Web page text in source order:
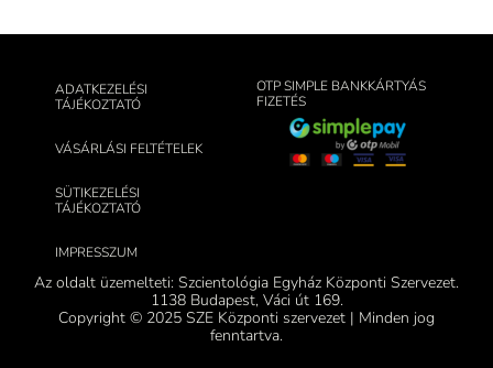
ADATKEZELÉSI
TÁJÉKOZTATÓ
VÁSÁRLÁSI FELTÉTELEK
SÜTIKEZELÉSI
TÁJÉKOZTATÓ
IMPRESSZUM
OTP SIMPLE BANKKÁRTYÁS
FIZETÉS
Az oldalt üzemelteti: Szcientológia Egyház Központi Szervezet.
1138 Budapest, Váci út 169.
Copyright © 2025 SZE Központi szervezet | Minden jog
fenntartva.